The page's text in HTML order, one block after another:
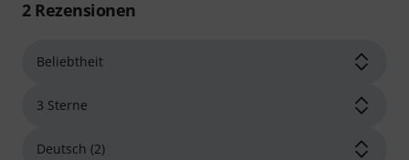
2Rezensionen